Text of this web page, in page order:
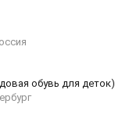
обувь для деток)